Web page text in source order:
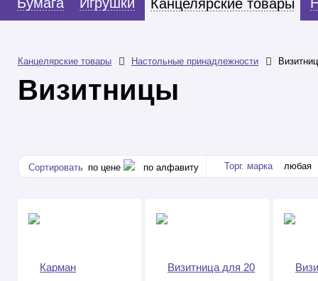
Канцелярские товары
Канцелярские товары Настольные принадлежности
Визитницы
Сортировать по цене по алфавиту Торг. марка любая